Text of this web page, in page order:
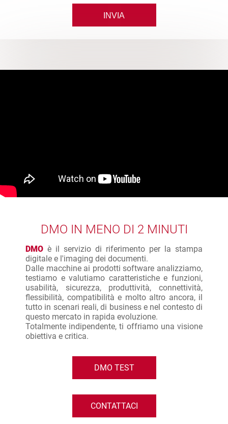
DMO IN MENO DI 2 MINUTI
DMO è il servizio di riferimento per la stampa
digitale e l'imaging dei documenti.
Dalle macchine ai prodotti software analizziamo,
testiamo e valutiamo caratteristiche e funzioni,
usabilità, sicurezza, produttività, connettività,
flessibilità, compatibilità e molto altro ancora, il
tutto in scenari reali, di business e nel contesto di
questo mercato in rapida evoluzione.
Totalmente indipendente, ti offriamo una visione
obiettiva e critica.
DMO TEST
CONTATTACI